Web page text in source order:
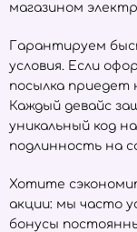
магазином
Гарантируем
условия. Если
посылка приедет
Каждый девайс
уникальный код
подлинность на
Хотите
акции: мы часто
бонусы